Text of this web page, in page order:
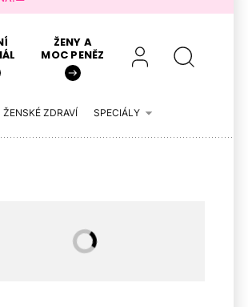
ŽENY A
MOC PENĚZ
ŽENSKÉ ZDRAVÍ SPECIÁLY